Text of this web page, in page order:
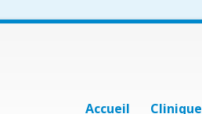
Accueil Clinique